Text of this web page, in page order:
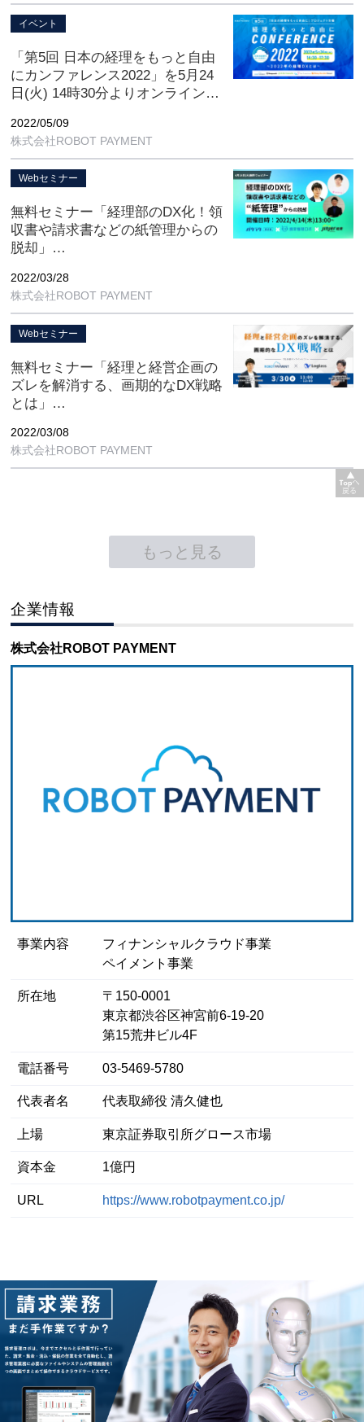
イベント
「第5回 日本の経理をもっと自由
にカンファレンス2022」を5月24
日(火) 14時30分よりオンラインに
2022/05/09
株式会社ROBOT PAYMENT
Webセミナー
無料セミナー「経理部のDX化！領
収書や請求書などの紙管理からの
脱却」
開催】
2022/03/28
株式会社ROBOT PAYMENT
Webセミナー
無料セミナー「経理と経営企画の
ズレを解消する、画期的なDX戦略
とは」
開催】
2022/03/08
株式会社ROBOT PAYMENT
もっと見る
企業情報
株式会社ROBOT PAYMENT
事業内容
フィナンシャルクラウド事業
ペイメント事業
所在地
〒150-0001
東京都渋谷区神宮前6-19-20
第15荒井ビル4F
電話番号 03-5469-5780
代表者名 代表取締役 清久健也
上場 東京証券取引所グロース市場
資本金 1億円
URL https://www.robotpayment.co.jp/